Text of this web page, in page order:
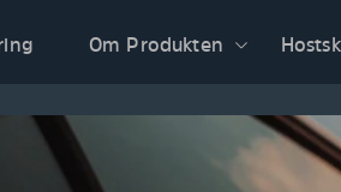
Om Produkten